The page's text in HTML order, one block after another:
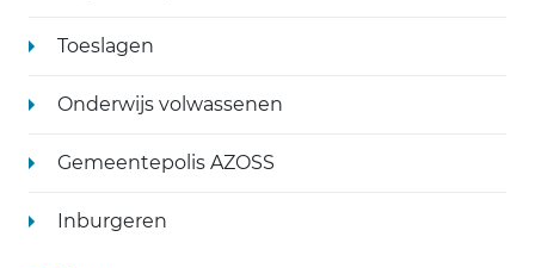
Toeslagen
Onderwijs volwassenen
Gemeentepolis AZOSS
Inburgeren